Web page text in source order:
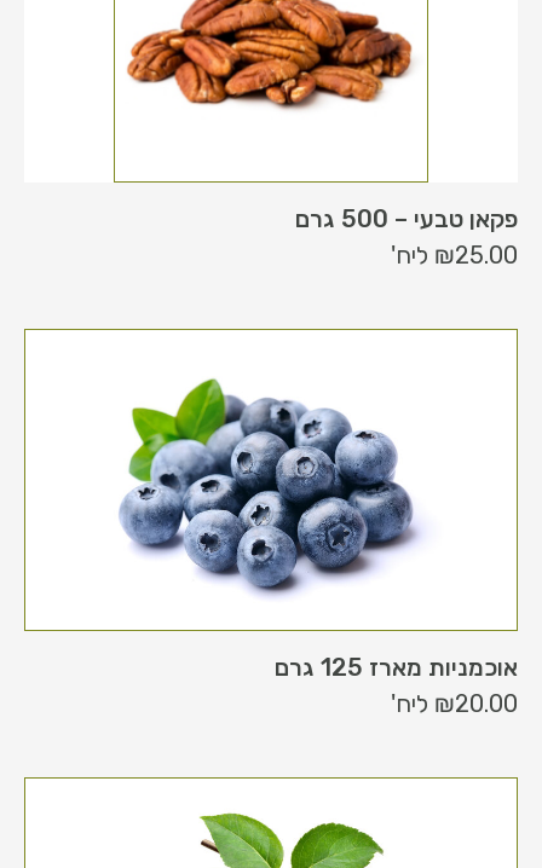
פקאן טבעי – 500 גרם
₪25.00 ליח'
אוכמניות מארז 125 גרם
₪20.00 ליח'